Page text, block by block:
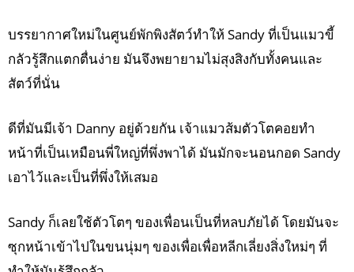
บรรยากาศใหม่ในศูนย์พักพิงสัตว์ทำให้ Sandy ที่เป็นแมวขี้
กลัวรู้สึกแตกตื่นง่าย มันจึงพยายามไม่สุงสิงกับทั้งคนและ
สัตว์ที่นั่น
ดีที่มันมีเจ้า Danny อยู่ด้วยกัน เจ้าแมวส้มตัวโตคอยทำ
หน้าที่เป็นเหมือนพี่ใหญ่ที่พึ่งพาได้ มันมักจะนอนกอด Sandy
เอาไว้และเป็นที่พึ่งให้เสมอ
Sandy ก็เลยใช้ตัวโตๆ ของเพื่อนเป็นที่หลบภัยได้ โดยมันจะ
ซุกหน้าเข้าไปในขนนุ่มๆ ของเพื่อเพื่อหลีกเลี่ยงสิ่งใหม่ๆ ที่